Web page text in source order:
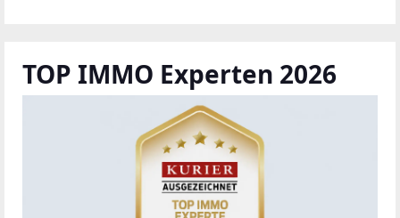
TOP IMMO Experten 2026